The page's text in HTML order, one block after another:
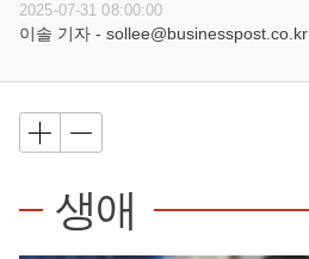
2025-07-31 08:00:00
이솔 기자 - sollee@businesspost.co.kr
생애